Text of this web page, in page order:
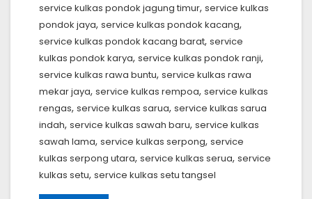
service kulkas pondok jagung timur, service kulkas
pondok jaya, service kulkas pondok kacang,
service kulkas pondok kacang barat, service
kulkas pondok karya, service kulkas pondok ranji,
service kulkas rawa buntu, service kulkas rawa
mekar jaya, service kulkas rempoa, service kulkas
rengas, service kulkas sarua, service kulkas sarua
indah, service kulkas sawah baru, service kulkas
sawah lama, service kulkas serpong, service
kulkas serpong utara, service kulkas serua, service
kulkas setu, service kulkas setu tangsel